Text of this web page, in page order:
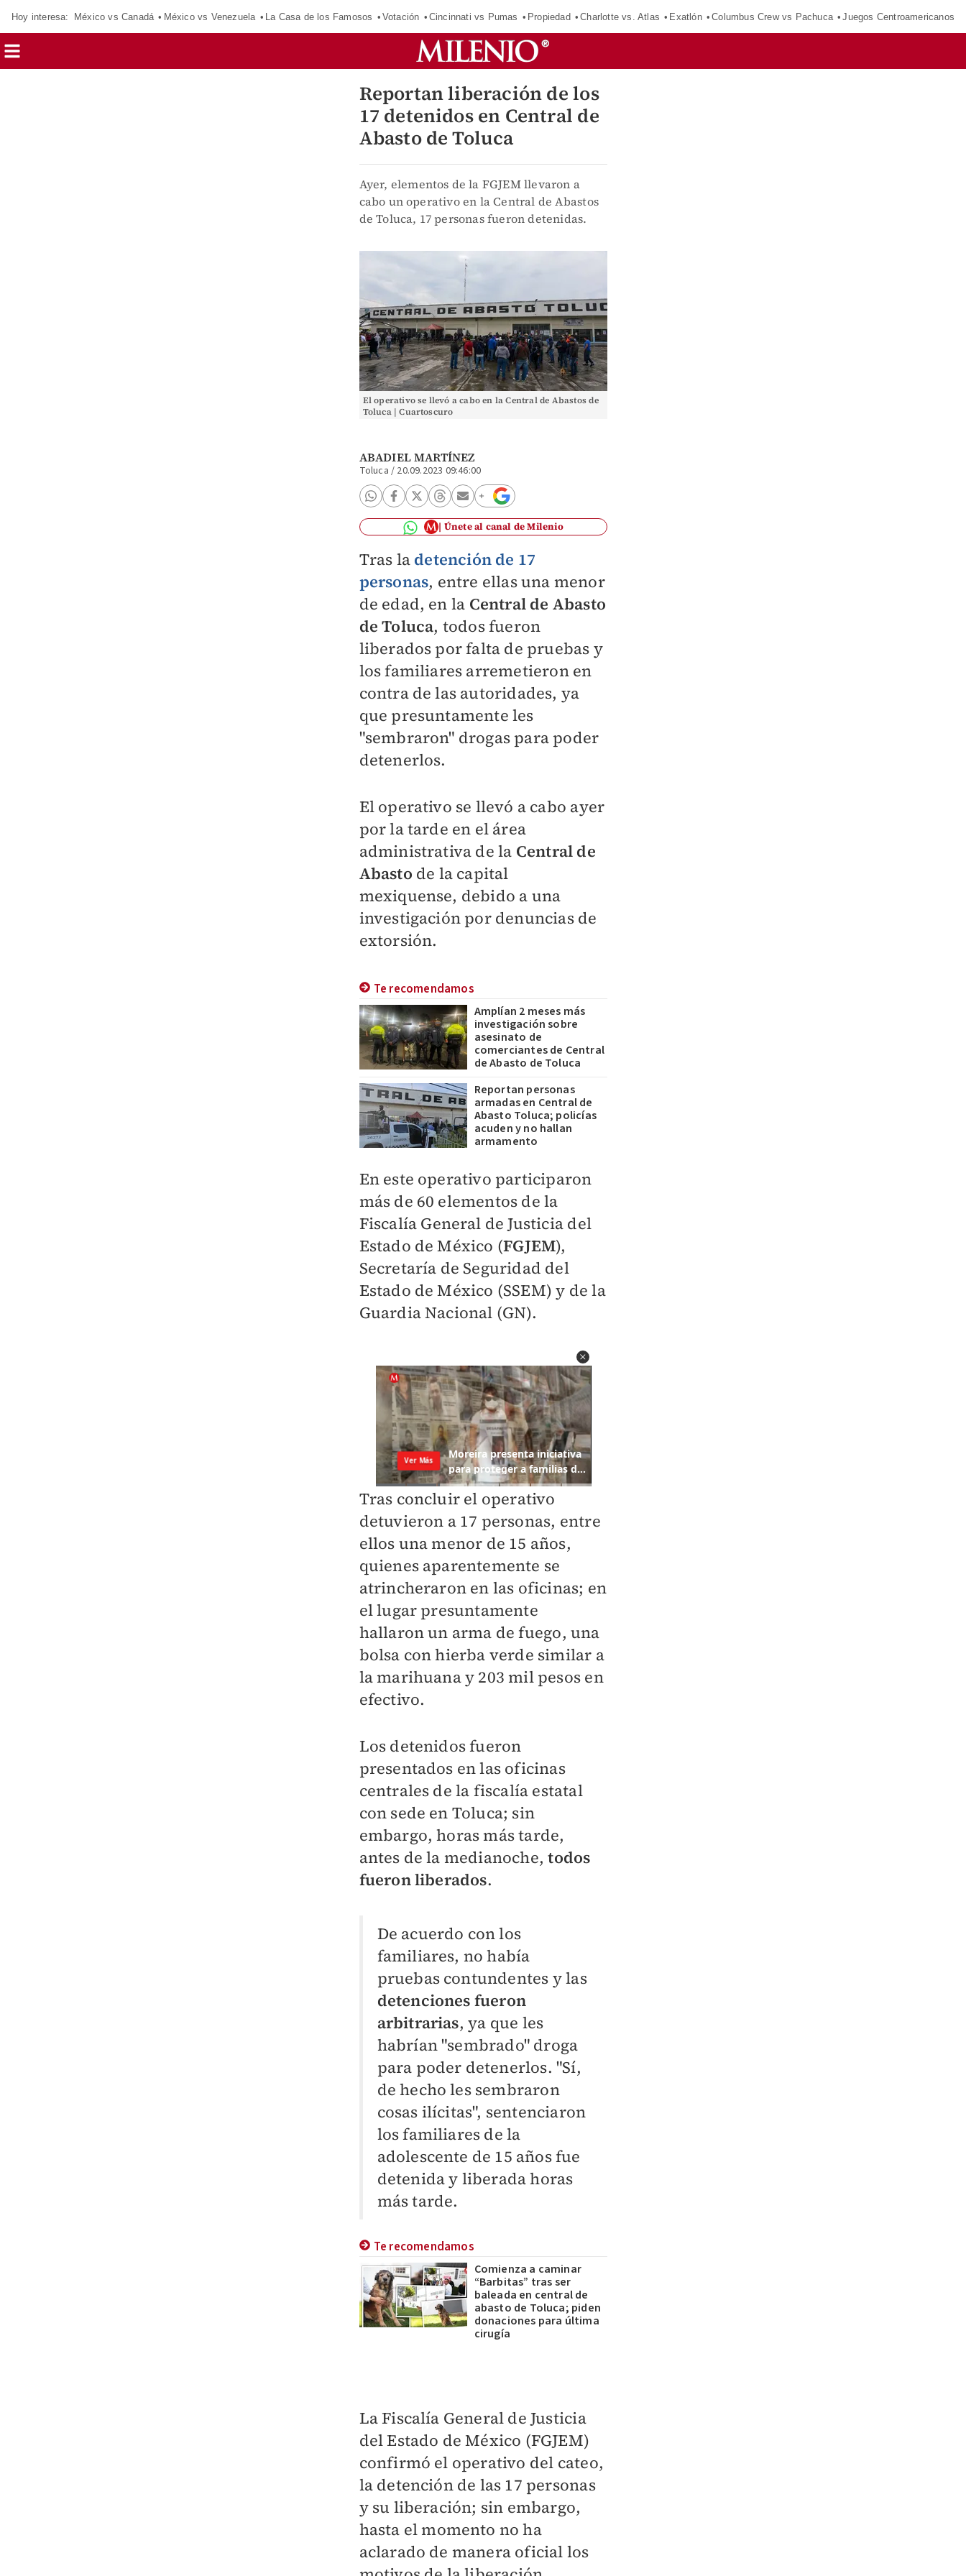
Hoy interesa: México vs Canadá México vs Venezuela La Casa de los Famosos Votación Cincinnati vs Pumas Propiedad Charlotte vs. Atlas Exatlón Columbus Crew vs Pachuca Juegos Centroamericanos
Reportan liberación de los
17 detenidos en Central de
Abasto de Toluca
Ayer, elementos de la FGJEM llevaron a
cabo un operativo en la Central de Abastos
de Toluca, 17 personas fueron detenidas.
El operativo se llevó a cabo en la Central de Abastos de
Toluca | Cuartoscuro
ABADIEL MARTÍNEZ
Toluca / 20.09.2023 09:46:00
Únete al canal de Milenio
Tras la detención de 17
personas, entre ellas una menor
de edad, en la Central de Abasto
de Toluca, todos fueron
liberados por falta de pruebas y
los familiares arremetieron en
contra de las autoridades, ya
que presuntamente les
"sembraron" drogas para poder
detenerlos.
El operativo se llevó a cabo ayer
por la tarde en el área
administrativa de la Central de
Abasto de la capital
mexiquense, debido a una
investigación por denuncias de
extorsión.
Te recomendamos
Amplían 2 meses más
investigación sobre
asesinato de
comerciantes de Central
de Abasto de Toluca
Reportan personas
armadas en Central de
Abasto Toluca; policías
acuden y no hallan
armamento
En este operativo participaron
más de 60 elementos de la
Fiscalía General de Justicia del
Estado de México (FGJEM),
Secretaría de Seguridad del
Estado de México (SSEM) y de la
Guardia Nacional (GN).
Tras concluir el operativo
detuvieron a 17 personas, entre
ellos una menor de 15 años,
quienes aparentemente se
atrincheraron en las oficinas; en
el lugar presuntamente
hallaron un arma de fuego, una
bolsa con hierba verde similar a
la marihuana y 203 mil pesos en
efectivo.
Los detenidos fueron
presentados en las oficinas
centrales de la fiscalía estatal
con sede en Toluca; sin
embargo, horas más tarde,
antes de la medianoche,todos
fueron liberados.
De acuerdo con los
familiares, no había
pruebas contundentes y las
detenciones fueron
arbitrarias, ya que les
habrían "sembrado" droga
para poder detenerlos. "Sí,
de hecho les sembraron
cosas ilícitas", sentenciaron
los familiares de la
adolescente de 15 años fue
detenida y liberada horas
más tarde.
Te recomendamos
Comienza a caminar
“Barbitas” tras ser
baleada en central de
abasto de Toluca; piden
donaciones para última
cirugía
La Fiscalía General de Justicia
del Estado de México (FGJEM)
confirmó el operativo del cateo,
la detención de las 17 personas
y su liberación; sin embargo,
hasta el momento no ha
aclarado de manera oficial los